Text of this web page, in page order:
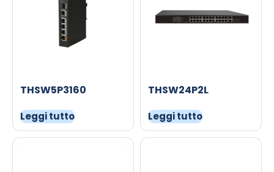
THSW5P3160
Leggi tutto
THSW24P2L
Leggi tutto